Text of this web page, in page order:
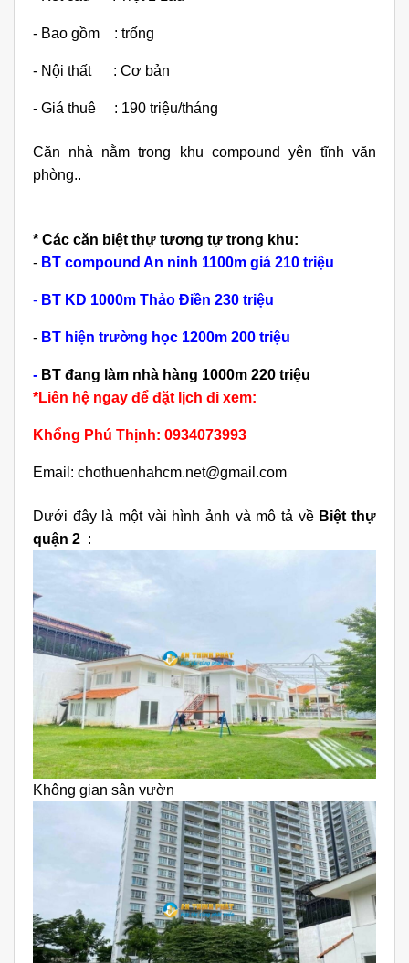
- Bao gồm : trống
- Nội thất : Cơ bản
- Giá thuê : 190 triệu/tháng
Căn nhà nằm trong khu compound yên tĩnh văn
phòng..
* Các căn biệt thự tương tự trong khu:
- BT compound An ninh 1100m giá 210 triệu
- BT KD 1000m Thảo Điền 230 triệu
- BT hiện trường học 1200m 200 triệu
- BT đang làm nhà hàng 1000m 220 triệu
*Liên hệ ngay để đặt lịch đi xem:
Khổng Phú Thịnh: 0934073993
Email: chothuenhahcm.net@gmail.com
Dưới đây là một vài hình ảnh và mô tả về Biệt thự
quận 2 :
Không gian sân vườn